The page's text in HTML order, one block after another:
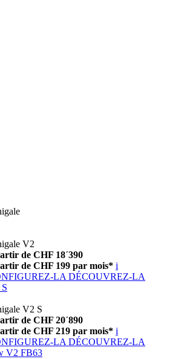
V2
de CHF 18´390
de CHF 199 par mois* i
LA DÉCOUVREZ-LA
V2 S
de CHF 20´890
de CHF 219 par mois* i
LA DÉCOUVREZ-LA
V2 FB63